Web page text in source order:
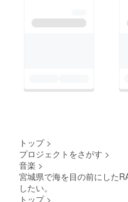
トップ >
プロジェクトをさがす >
音楽 >
宮城県で海を目の前にした
したい。
トップ >